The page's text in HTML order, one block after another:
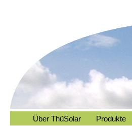
Über ThüSolar Produkte